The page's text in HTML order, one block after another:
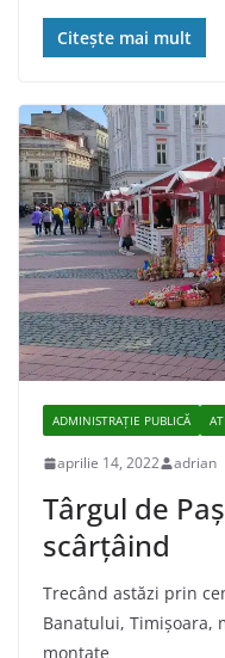
Citește mai mult
ADMINISTRAŢIE PUBLICĂ
aprilie 14, 2022 adrian
Târgul de
scârțâind
Trecând astăzi prin
Banatului, Timișoara,
montate